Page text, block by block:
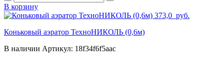
В корзину
373,0 руб.
Коньковый аэратор ТехноНИКОЛЬ (0,6м)
В наличии Артикул: 18f34f6f5aac